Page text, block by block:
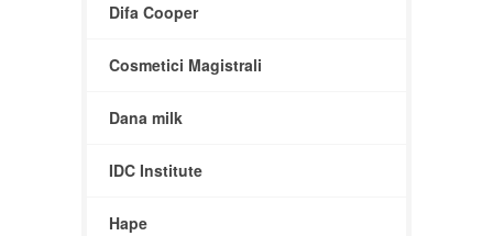
Difa Cooper
Cosmetici Magistrali
Dana milk
IDC Institute
Hape